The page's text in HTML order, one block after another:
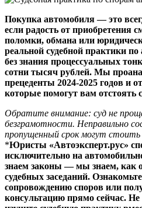
Покупка автомобиля — это
если радость от приобретения
поломки, обмана или
реальной судебной практики
без знания процессуальных
сотни тысяч рублей. Мы
прецеденты 2024-2025 годов и
которые помогут вам отстоять
Обратите внимание: суд не
безграмотности. Неправильно
пропущенный срок могут стоить
*Юристы «Автоэксперт.рус»
исключительно на
знаем законы — мы знаем, как
судебных заседаний.
сопровождению споров или
консультацию прямо сейчас.